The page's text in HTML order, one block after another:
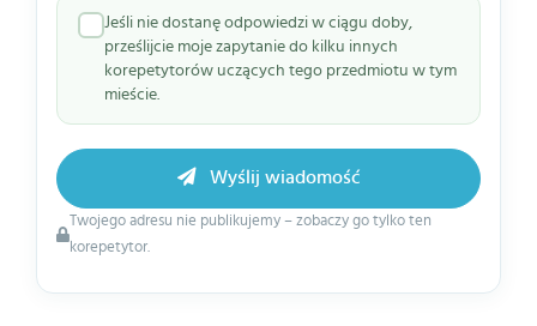
Jeśli nie dostanę odpowiedzi w ciągu doby,
prześlijcie moje zapytanie do kilku innych
korepetytorów uczących tego przedmiotu w tym
mieście.
Twojego adresu nie publikujemy – zobaczy go tylko ten
korepetytor.
Wyślij wiadomość